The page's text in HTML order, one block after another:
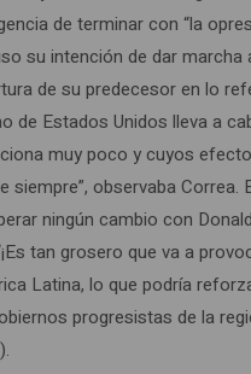
de terminar con “la
su intención de dar marcha
de su predecesor en lo
de Estados Unidos lleva a
muy poco y cuyos
siempre”, observaba Correa.
ningún cambio con
tan grosero que va a
Latina, lo que podría
progresistas de la